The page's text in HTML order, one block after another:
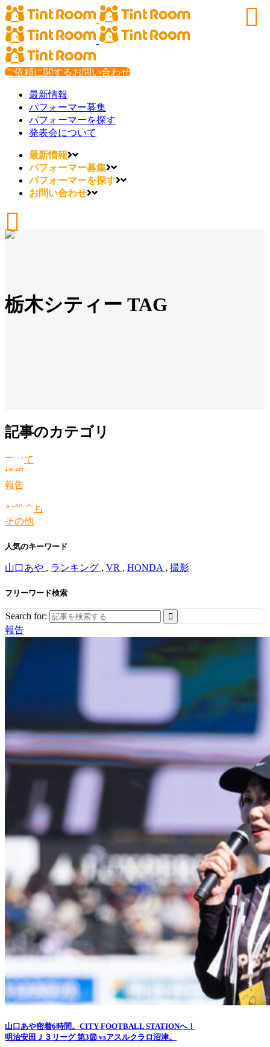
ご依頼に関するお問い合わせ
最新情報
パフォーマー募集
パフォーマーを探す
発表会について
最新情報
パフォーマー募集
パフォーマーを探す
お問い合わせ
栃木シティー TAG
記事のカテゴリ
すべて
情報
報告
お役立ち
その他
人気のキーワード
山口あや , ランキング , VR , HONDA , 撮影
フリーワード検索
Search for:
報告
山口あや密着6時間。CITY FOOTBALL STATIONへ！
明治安田Ｊ３リーグ 第3節 vsアスルクラロ沼津。